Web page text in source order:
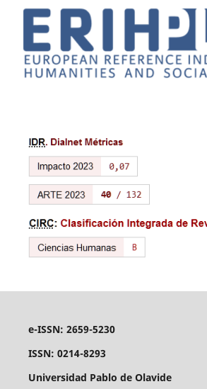
e-ISSN: 2659-5230
ISSN: 0214-8293
Universidad Pablo de Olavide